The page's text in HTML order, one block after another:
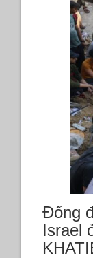
Đống
Israel